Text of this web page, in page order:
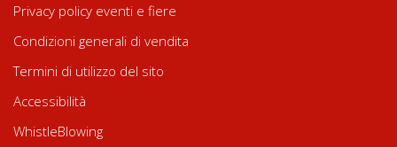
Privacy policy eventi e fiere
Condizioni generali di vendita
Termini di utilizzo del sito
Accessibilità
WhistleBlowing